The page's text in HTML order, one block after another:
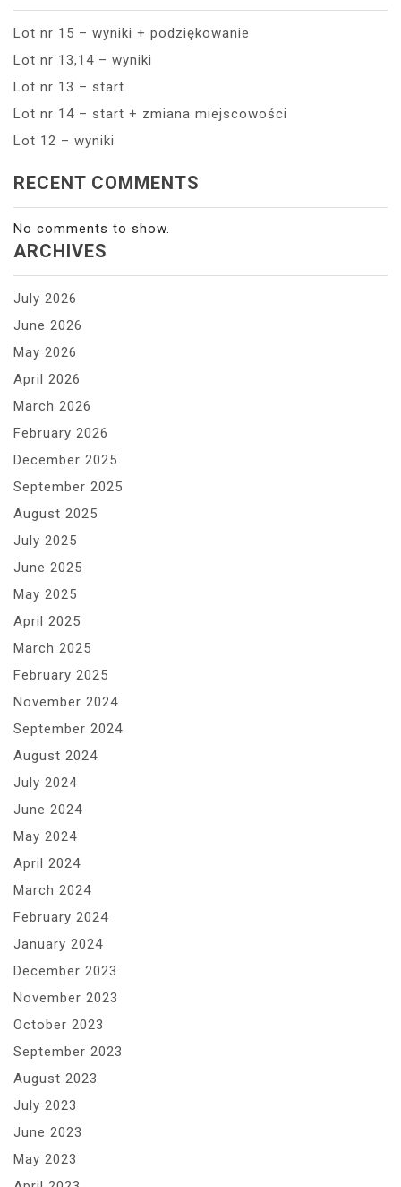
Lot nr 15 – wyniki + podziękowanie
Lot nr 13,14 – wyniki
Lot nr 13 – start
Lot nr 14 – start + zmiana miejscowości
Lot 12 – wyniki
RECENT COMMENTS
No comments to show.
ARCHIVES
July 2026
June 2026
May 2026
April 2026
March 2026
February 2026
December 2025
September 2025
August 2025
July 2025
June 2025
May 2025
April 2025
March 2025
February 2025
November 2024
September 2024
August 2024
July 2024
June 2024
May 2024
April 2024
March 2024
February 2024
January 2024
December 2023
November 2023
October 2023
September 2023
August 2023
July 2023
June 2023
May 2023